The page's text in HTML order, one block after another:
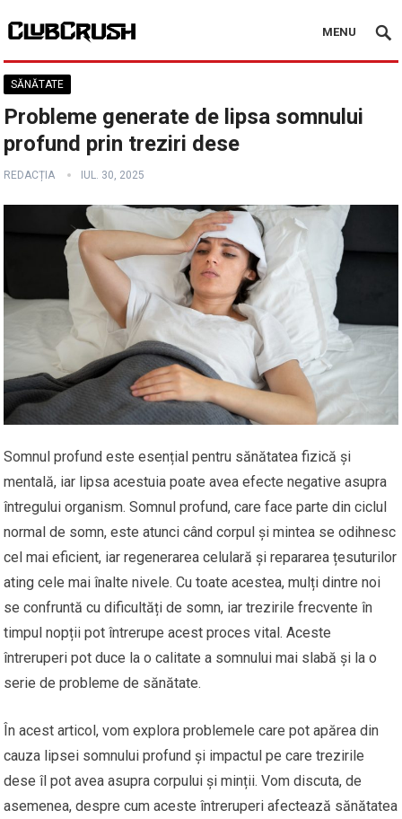
MENU
SĂNĂTATE
Probleme generate de lipsa somnului
profund prin treziri dese
REDACȚIA IUL. 30, 2025
Somnul profund este esențial pentru sănătatea fizică și
mentală, iar lipsa acestuia poate avea efecte negative asupra
întregului organism. Somnul profund, care face parte din ciclul
normal de somn, este atunci când corpul și mintea se odihnesc
cel mai eficient, iar regenerarea celulară și repararea țesuturilor
ating cele mai înalte nivele. Cu toate acestea, mulți dintre noi
se confruntă cu dificultăți de somn, iar trezirile frecvente în
timpul nopții pot întrerupe acest proces vital. Aceste
întreruperi pot duce la o calitate a somnului mai slabă și la o
serie de probleme de sănătate.
În acest articol, vom explora problemele care pot apărea din
cauza lipsei somnului profund și impactul pe care trezirile
dese îl pot avea asupra corpului și minții. Vom discuta, de
asemenea, despre cum aceste întreruperi afectează sănătatea